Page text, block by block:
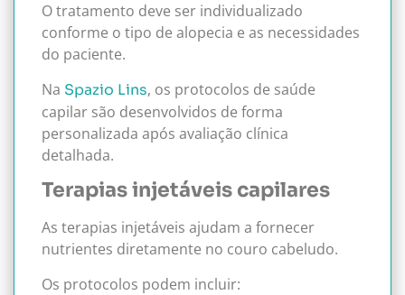
O tratamento deve ser individualizado
conforme o tipo de alopecia e as necessidades
do paciente.
Na Spazio Lins, os protocolos de saúde
capilar são desenvolvidos de forma
personalizada após avaliação clínica
detalhada.
Terapias injetáveis capilares
As terapias injetáveis ajudam a fornecer
nutrientes diretamente no couro cabeludo.
Os protocolos podem incluir: